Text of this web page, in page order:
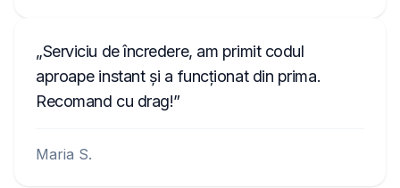
Serviciu de încredere, am primit codul
aproape instant și a funcționat din prima.
Recomand cu drag!
Maria S.